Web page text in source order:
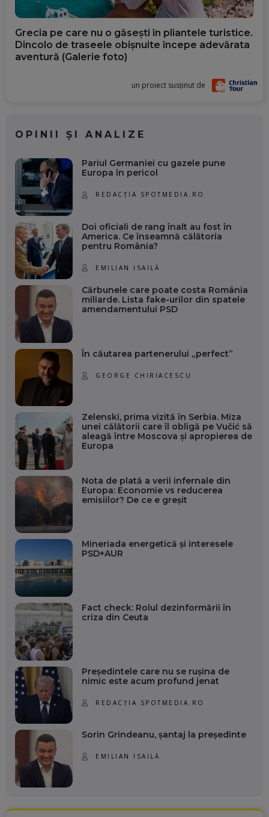
Grecia pe care nu o găsești în pliantele turistice.
Dincolo de traseele obișnuite începe adevărata
aventură (Galerie foto)
un proiect susținut de
OPINII ȘI ANALIZE
Pariul Germaniei cu gazele pune
Europa în pericol
REDACȚIA SPOTMEDIA.RO
Doi oficiali de rang înalt au fost în
America. Ce înseamnă călătoria
pentru România?
EMILIAN ISAILĂ
Cărbunele care poate costa România
miliarde. Lista fake-urilor din spatele
amendamentului PSD
În căutarea partenerului „perfect”
GEORGE CHIRIACESCU
Zelenski, prima vizită în Serbia. Miza
unei călătorii care îl obligă pe Vučić să
aleagă între Moscova și apropierea de
Europa
Nota de plată a verii infernale din
Europa: Economie vs reducerea
emisiilor? De ce e greșit
Mineriada energetică și interesele
PSD+AUR
Fact check: Rolul dezinformării în
criza din Ceuta
Președintele care nu se rușina de
nimic este acum profund jenat
REDACȚIA SPOTMEDIA.RO
Sorin Grindeanu, șantaj la președinte
EMILIAN ISAILĂ